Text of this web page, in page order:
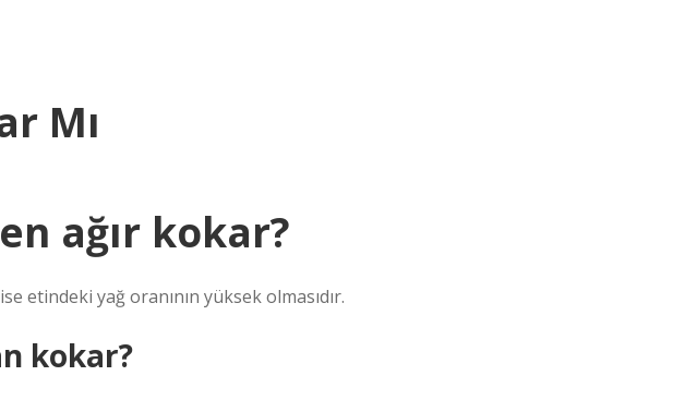
Mı
ağır kokar?
etindeki yağ oranının yüksek olmasıdır.
kokar?